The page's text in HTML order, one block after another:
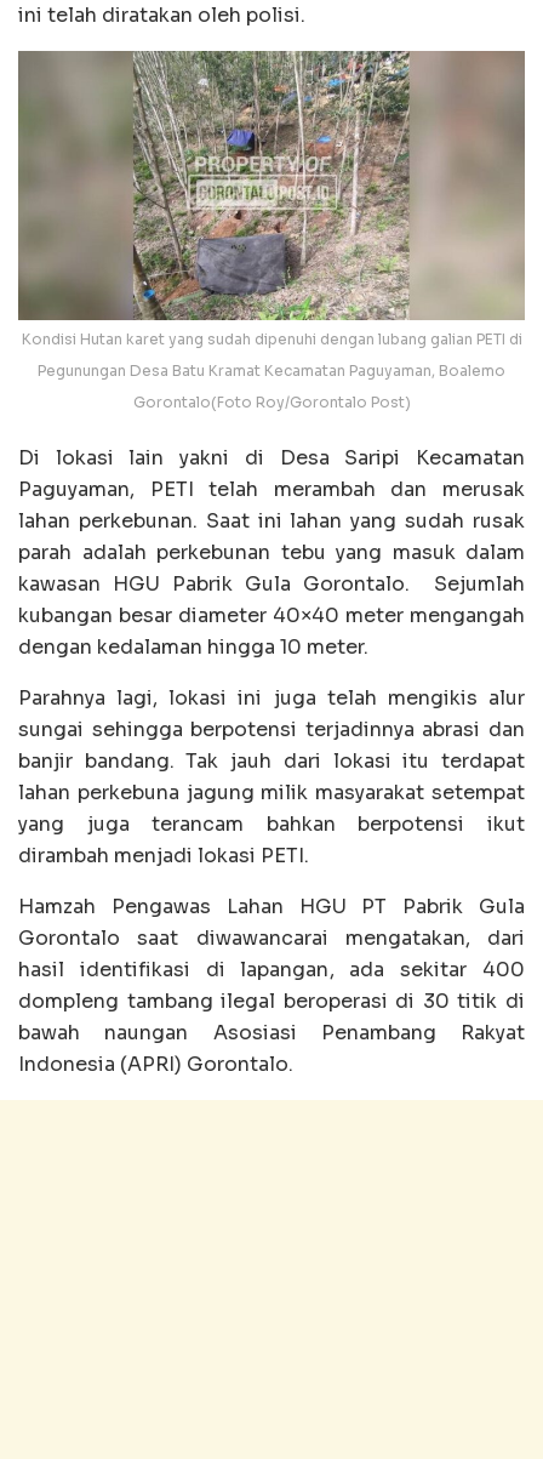
ini telah diratakan oleh polisi.
Kondisi Hutan karet yang sudah dipenuhi dengan lubang galian PETI di
Pegunungan Desa Batu Kramat Kecamatan Paguyaman, Boalemo
Gorontalo(Foto Roy/Gorontalo Post)
Di lokasi lain yakni di Desa Saripi Kecamatan
Paguyaman, PETI telah merambah dan merusak
lahan perkebunan. Saat ini lahan yang sudah rusak
parah adalah perkebunan tebu yang masuk dalam
kawasan HGU Pabrik Gula Gorontalo. Sejumlah
kubangan besar diameter 40×40 meter mengangah
dengan kedalaman hingga 10 meter.
Parahnya lagi, lokasi ini juga telah mengikis alur
sungai sehingga berpotensi terjadinnya abrasi dan
banjir bandang. Tak jauh dari lokasi itu terdapat
lahan perkebuna jagung milik masyarakat setempat
yang juga terancam bahkan berpotensi ikut
dirambah menjadi lokasi PETI.
Hamzah Pengawas Lahan HGU PT Pabrik Gula
Gorontalo saat diwawancarai mengatakan, dari
hasil identifikasi di lapangan, ada sekitar 400
dompleng tambang ilegal beroperasi di 30 titik di
bawah naungan Asosiasi Penambang Rakyat
Indonesia (APRI) Gorontalo.